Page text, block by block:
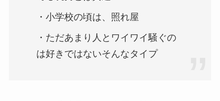
・小学校の頃は、照れ屋
・ただあまり人とワイワイ騒ぐの
は好きではないそんなタイプ